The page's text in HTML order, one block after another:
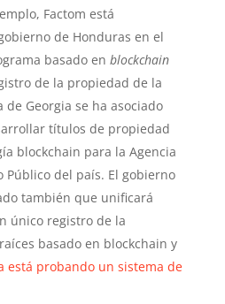
Factom está
de Honduras en el
basado en blockchain
de la propiedad de la
Georgia se ha asociado
títulos de propiedad
blockchain para la Agencia
Público del país. El gobierno
también que unificará
único registro de la
basado en blockchain y
está probando un sistema de